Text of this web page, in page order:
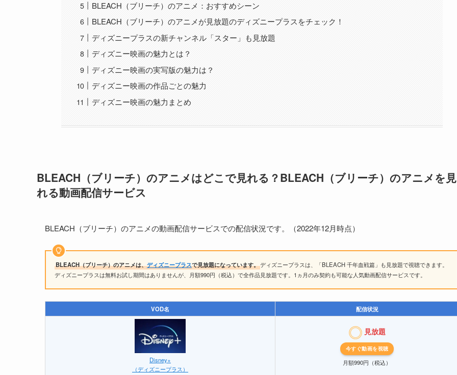
BLEACH（ブリーチ）のアニメ：おすすめシーン
BLEACH（ブリーチ）のアニメが見放題のディズニープラスをチェック！
ディズニープラスの新チャンネル「スター」も見放題
ディズニー映画の魅力とは？
ディズニー映画の実写版の魅力は？
ディズニー映画の作品ごとの魅力
ディズニー映画の魅力まとめ
BLEACH（ブリーチ）のアニメはどこで見れる？BLEACH（ブリーチ）のアニメを見
れる動画配信サービス
BLEACH（ブリーチ）のアニメの動画配信サービスでの配信状況です。（2022年12月時点）
BLEACH（ブリーチ）のアニメは、ディズニープラスで見放題になっています。ディズニープラスは、「BLEACH 千年血戦篇」も見放題で視聴できます。
ディズニープラスは無料お試し期間はありませんが、月額990円（税込）で全作品見放題です。1ヵ月のみ契約も可能な人気動画配信サービスです。
VOD名 配信状況
Disney+
（ディズニープラス）
見放題
今すぐ動画を視聴
月額990円（税込）